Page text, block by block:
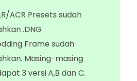
ACR Presets sudah
.DNG
Frame sudah
Masing-masing
3 versi A,B dan C.